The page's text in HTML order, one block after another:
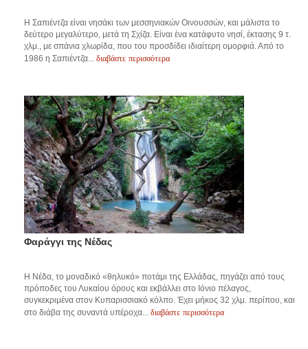
Η Σαπιέντζα είναι νησάκι των μεσσηνιακών Οινουσσών, και μάλιστα το
δεύτερο μεγαλύτερο, μετά τη Σχίζα. Είναι ένα κατάφυτο νησί, έκτασης 9 τ.
χλμ., με σπάνια χλωρίδα, που του προσδίδει ιδιαίτερη ομορφιά. Από το
1986 η Σαπιέντζα... διαβάστε περισσότερα
Φαράγγι της Νέδας
Η Νέδα, το μοναδικό «θηλυκό» ποτάμι της Ελλάδας, πηγάζει από τους
πρόποδες του Λυκαίου όρους και εκβάλλει στο Ιόνιο πέλαγος,
συγκεκριμένα στον Κυπαρισσιακό κόλπο. Έχει μήκος 32 χλμ. περίπου, και
στο διάβα της συναντά υπέροχα... διαβάστε περισσότερα